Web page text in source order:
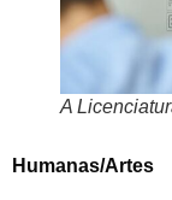
A
Humanas/Artes